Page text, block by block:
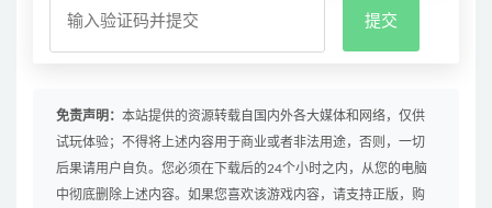
免责声明： 本站提供的资源转载自国内外各大媒体和网络，仅供
试玩体验；不得将上述内容用于商业或者非法用途，否则，一切
后果请用户自负。您必须在下载后的24个小时之内，从您的电脑
中彻底删除上述内容。如果您喜欢该游戏内容，请支持正版，购